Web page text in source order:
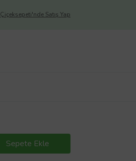
Çiçeksepeti'nde Satış Yap
Sepete Ekle